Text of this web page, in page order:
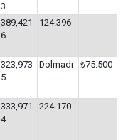
3
389,421
6
124.396 -
323,973
5
Dolmadı ₺75.500
333,971
4
224.170 -